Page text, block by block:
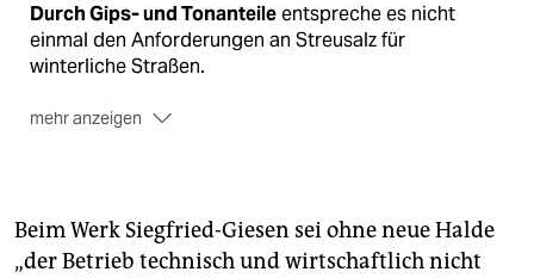
Durch Gips- und Tonanteileentspreche es nicht
einmal den Anforderungen an Streusalz für
winterliche Straßen.
mehr anzeigen
gereinigten Natriumchlorid-Lösung Siedesalz zu
gewinnen.
Beim Werk Siegfried-Giesen sei ohne neue Halde
„der Betrieb technisch und wirtschaftlich nicht